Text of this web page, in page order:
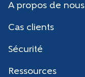
A propos de nous
Cas clients
Sécurité
Ressources